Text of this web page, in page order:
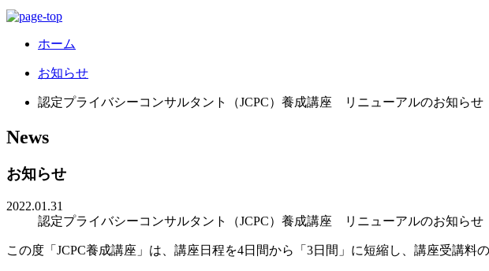
ホーム
お知らせ
認定プライバシーコンサルタント（JCPC）養成講座 リニューアルのお知らせ
News
お知らせ
2022.01.31
認定プライバシーコンサルタント（JCPC）養成講座 リニューアルのお知らせ
この度「JCPC養成講座」は、講座日程を4日間から「3日間」に短縮し、講座受講料